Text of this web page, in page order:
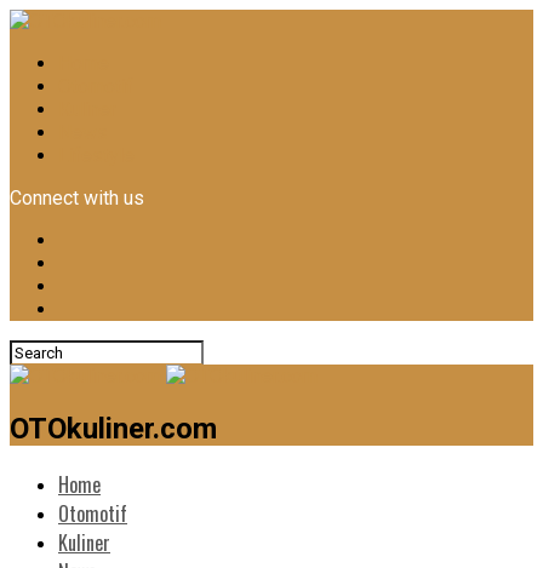
Connect with us
OTOkuliner.com
Home
Otomotif
Kuliner